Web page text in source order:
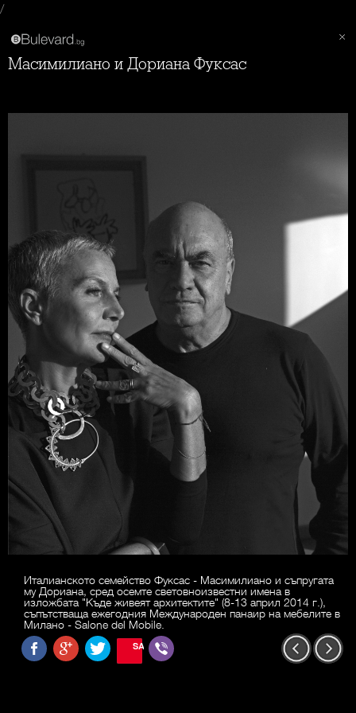
/
Масимилиано и Дориана Фуксас
Италианското семейство Фуксас - Масимилиано и съпругата
му Дориана, сред осемте световноизвестни имена в
изложбата "Къде живеят архитектите" (8-13 април 2014 г.),
съпътстваща ежегодния Международен панаир на мебелите в
Милано - Salone del Mobile.
SAVE